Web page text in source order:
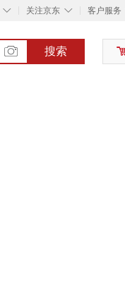
◇ ◇
关注京东 客户服务
搜索